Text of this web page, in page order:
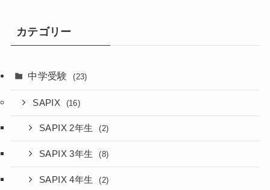
カテゴリー
中学受験 (23)
SAPIX (16)
SAPIX 2年生 (2)
SAPIX 3年生 (8)
SAPIX 4年生 (2)